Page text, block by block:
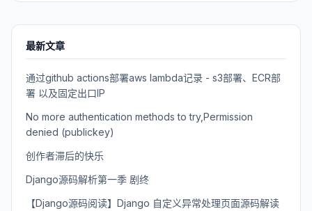
最新文章
通过github actions部署aws lambda记录 - s3部署、ECR部
署 以及固定出口IP
No more authentication methods to try,Permission
denied (publickey)
创作者滞后的快乐
Django源码解析第一季 剧终
【Django源码阅读】Django 自定义异常处理页面源码解读